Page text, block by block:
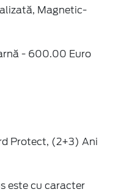
Magnetic-
- 600.00 Euro
Protect, (2+3) Ani
este cu caracter